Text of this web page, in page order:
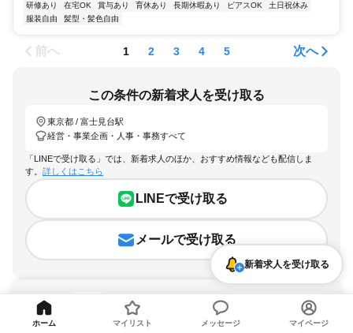
研修あり
在宅OK 賞与あり 育休あり 長期休暇あり ピアスOK
土日祝休み
服装自由
髪型・髪色自由
前へ 1 2 3 4 5 次へ
この条件の新着求人を受け取る
東京都 / 富士見台駅
経営・事業企画・人事・事務すべて
「LINEで受け取る」では、新着求人のほか、おすすめ情報なども配信しま
す。 詳しくはこちら
LINEで受け取る
メールで受け取る
新着求人を受け取る
ホーム マイリスト メッセージ マイページ